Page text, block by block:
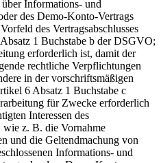
Informations- und
des Demo-Konto-Vertrags
des Vertragsabschlusses
1 Buchstabe b der DSGVO;
erforderlich ist, damit der
rechtliche Verpflichtungen
in der vorschriftsmäßigen
6 Absatz 1 Buchstabe c
für Zwecke erforderlich
Interessen des
wie z. B. die Vornahme
und die Geltendmachung von
Informations- und